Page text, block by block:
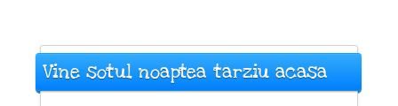
Vine sotul noaptea tarziu acasa